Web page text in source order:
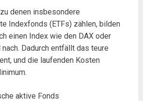
denen insbesondere
Indexfonds (ETFs) zählen, bilden
einen Index wie den DAX oder
Dadurch entfällt das teure
und die laufenden Kosten
aktive Fonds